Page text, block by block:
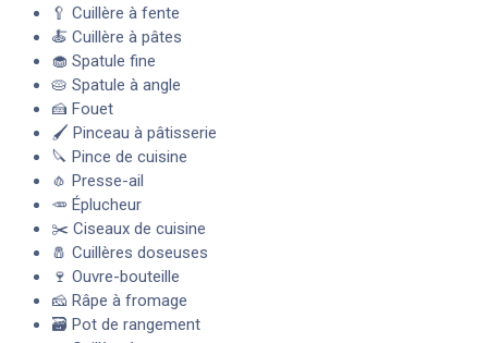
🥄 Cuillère à fente
🍝 Cuillère à pâtes
🧁 Spatule fine
🥧 Spatule à angle
🍰 Fouet
🖌️ Pinceau à pâtisserie
🔪 Pince de cuisine
🧄 Presse-ail
🥕 Éplucheur
✂️ Ciseaux de cuisine
🧂 Cuillères doseuses
🍷 Ouvre-bouteille
🧀 Râpe à fromage
🗃️ Pot de rangement